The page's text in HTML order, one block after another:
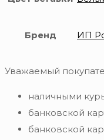
Бренд ИП
Уважаемый
наличными
банковской
банковской